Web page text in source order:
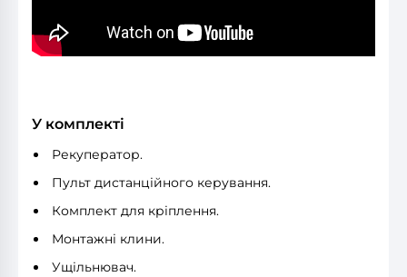
У комплекті
Рекуператор.
Пульт дистанційного керування.
Комплект для кріплення.
Монтажні клини.
Ущільнювач.